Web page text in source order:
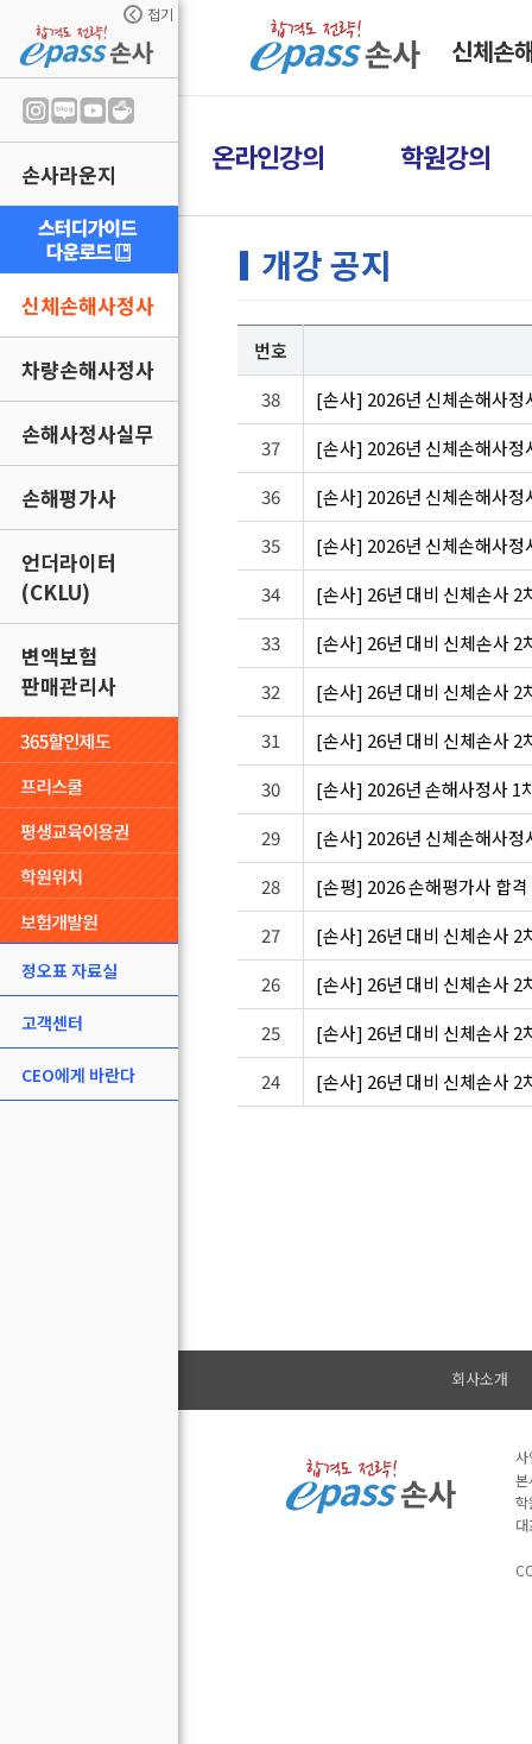
접기
손사라운지
신체손해사정사
차량손해사정사
손해사정사실무
손해평가사
언더라이터
(CKLU)
변액보험
판매관리사
정오표 자료실
고객센터
CEO에게 바란다
신체손
온라인강의 학원강의
개강 공지
번호
38
[손사] 2026년 신체손해사
37
[손사] 2026년 신체손해사정
36
[손사] 2026년 신체손해사
35
[손사] 2026년 신체손해사
34
[손사] 26년 대비 신체손사 2
33
[손사] 26년 대비 신체손사 2
32
[손사] 26년 대비 신체손사 2
31
[손사] 26년 대비 신체손사 2
30
[손사] 2026년 손해사정사 1
29
[손사] 2026년 신체손해사정
28
[손평] 2026 손해평가사 합
27
[손사] 26년 대비 신체손사 2
26
[손사] 26년 대비 신체손사 2
25
[손사] 26년 대비 신체손사 2
24
[손사] 26년 대비 신체손사 2
회사소개